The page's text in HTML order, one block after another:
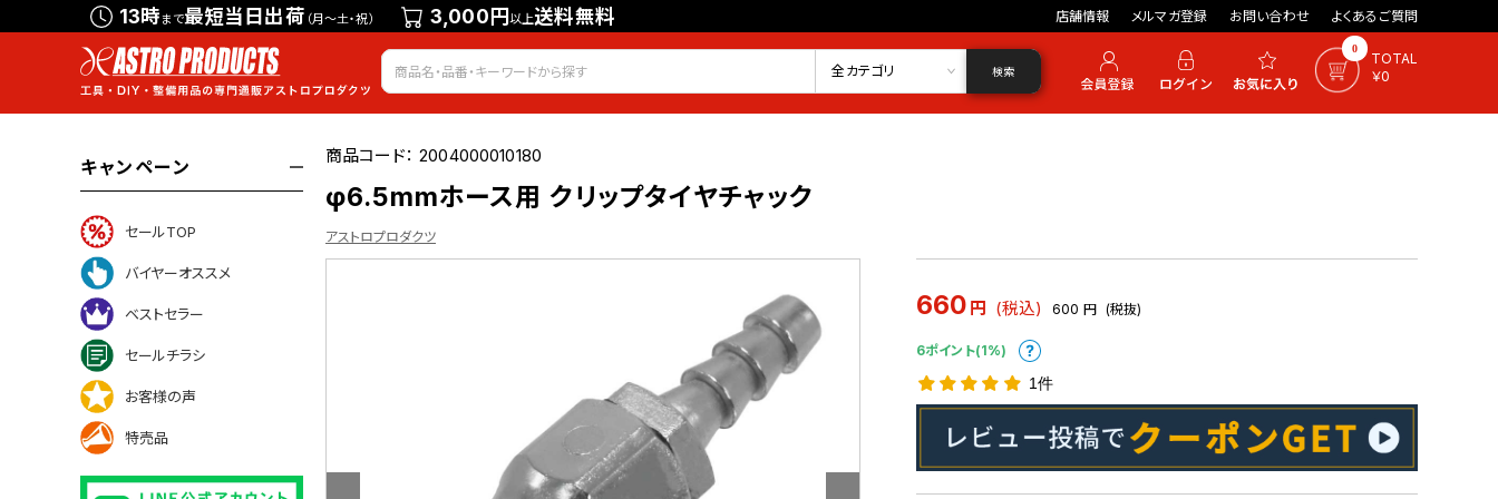
13時まで最短当日出荷 （月～土・祝） 3,000円以上送料無料 店舗情報 メルマガ登録 お問い合わせ よくあるご質問
会員登録 ログイン お気に入り 0
TOTAL
￥0
全カテゴリ 検索
キャンペーン
セールTOP
バイヤーオススメ
ベストセラー
セールチラシ
お客様の声
特売品
商品コード：2004000010180
φ6.5mmホース用 クリップタイヤチャック
アストロプロダクツ
660 円 (税込) 600 円 (税抜)
6ポイント(1%)
1件